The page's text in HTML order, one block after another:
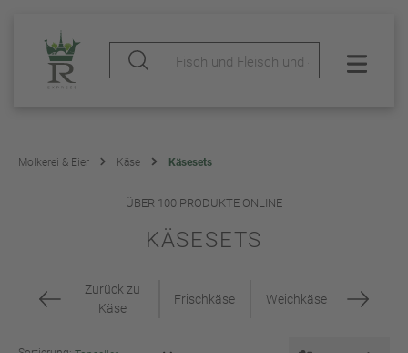
Molkerei & Eier Käse Käsesets
ÜBER 100 PRODUKTE ONLINE
KÄSESETS
Zurück zu
Käse
Frischkäse Weichkäse